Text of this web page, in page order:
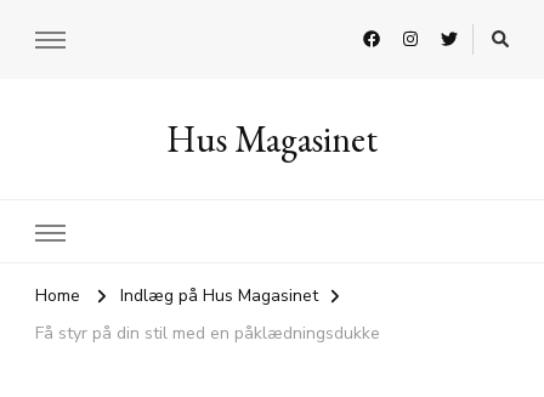
Hus Magasinet
Home
Indlæg på Hus Magasinet
Få styr på din stil med en påklædningsdukke